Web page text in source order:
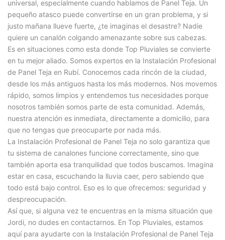
universal, especialmente cuando hablamos de Panel Teja. Un
pequeño atasco puede convertirse en un gran problema, y si
justo mañana llueve fuerte, ¿te imaginas el desastre? Nadie
quiere un canalón colgando amenazante sobre sus cabezas.
Es en situaciones como esta donde Top Pluviales se convierte
en tu mejor aliado. Somos expertos en la Instalación Profesional
de Panel Teja en Rubí. Conocemos cada rincón de la ciudad,
desde los más antiguos hasta los más modernos. Nos movemos
rápido, somos limpios y entendemos tus necesidades porque
nosotros también somos parte de esta comunidad. Además,
nuestra atención es inmediata, directamente a domicilio, para
que no tengas que preocuparte por nada más.
La Instalación Profesional de Panel Teja no solo garantiza que
tu sistema de canalones funcione correctamente, sino que
también aporta esa tranquilidad que todos buscamos. Imagina
estar en casa, escuchando la lluvia caer, pero sabiendo que
todo está bajo control. Eso es lo que ofrecemos: seguridad y
despreocupación.
Así que, si alguna vez te encuentras en la misma situación que
Jordi, no dudes en contactarnos. En Top Pluviales, estamos
aquí para ayudarte con la Instalación Profesional de Panel Teja